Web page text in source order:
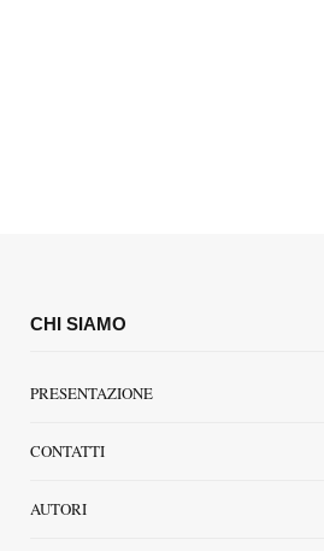
CHI SIAMO
PRESENTAZIONE
CONTATTI
AUTORI